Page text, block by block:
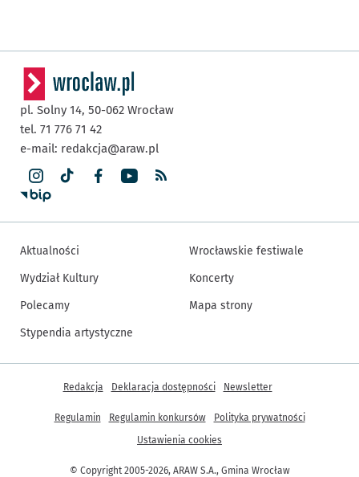
pl. Solny 14, 50-062 Wrocław
tel. 71 776 71 42
e-mail: redakcja@araw.pl
Aktualności
Wydział Kultury
Polecamy
Stypendia artystyczne
Wrocławskie festiwale
Koncerty
Mapa strony
© Copyright 2005-2026, ARAW S.A., Gmina Wrocław
Inne informacje
Redakcja Deklaracja dostępności Newsletter
Regulamin Regulamin konkursów
Polityka prywatności
Ustawienia cookies